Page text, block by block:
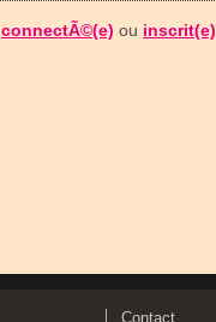
connectÃ©(e) ou inscrit(e)
Contact